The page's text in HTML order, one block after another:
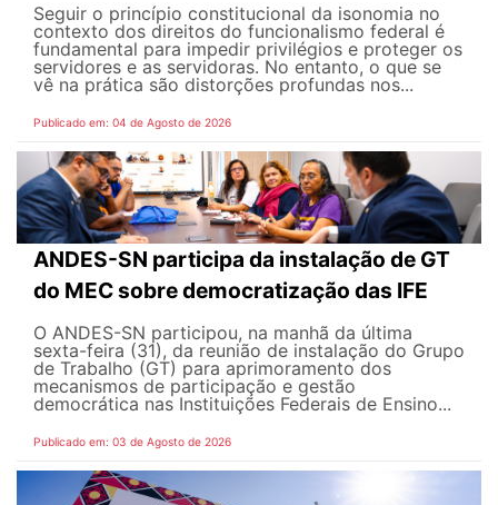
Seguir o princípio constitucional da isonomia no
contexto dos direitos do funcionalismo federal é
fundamental para impedir privilégios e proteger os
servidores e as servidoras. No entanto, o que se
vê na prática são distorções profundas nos...
Publicado em: 04 de Agosto de 2026
ANDES-SN participa da instalação de GT
do MEC sobre democratização das IFE
O ANDES-SN participou, na manhã da última
sexta-feira (31), da reunião de instalação do Grupo
de Trabalho (GT) para aprimoramento dos
mecanismos de participação e gestão
democrática nas Instituições Federais de Ensino...
Publicado em: 03 de Agosto de 2026